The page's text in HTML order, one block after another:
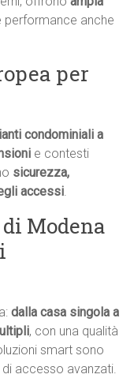
performance anche
per
condominiali a
e contesti
sicurezza,
accessi.
Modena 
dalla casa singola a
, con una qualità
smart sono
accesso avanzati.